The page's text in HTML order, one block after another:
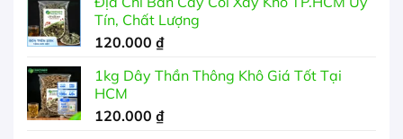
từ
Tín, Chất Lượng
120.000 ₫
1kg Dây Thần Thông Khô Giá Tốt Tại
HCM
120.000 ₫